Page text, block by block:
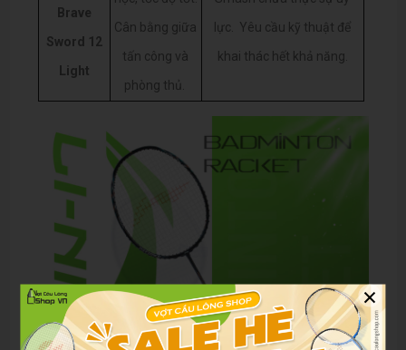
Brave
Sword 12
Light
Cân bằng giữa
tấn công và
phòng thủ.
lực.
Yêu cầu kỹ thuật để
khai thác hết khả năng.
×